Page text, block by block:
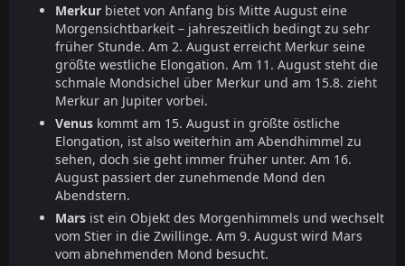
Merkur bietet von Anfang bis Mitte August eine
Morgensichtbarkeit – jahreszeitlich bedingt zu sehr
früher Stunde. Am 2. August erreicht Merkur seine
größte westliche Elongation. Am 11. August steht die
schmale Mondsichel über Merkur und am 15.8. zieht
Merkur an Jupiter vorbei.
Venus kommt am 15. August in größte östliche
Elongation, ist also weiterhin am Abendhimmel zu
sehen, doch sie geht immer früher unter. Am 16.
August passiert der zunehmende Mond den
Abendstern.
Mars ist ein Objekt des Morgenhimmels und wechselt
vom Stier in die Zwillinge. Am 9. August wird Mars
vom abnehmenden Mond besucht.